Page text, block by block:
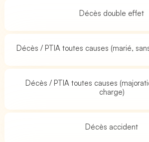
Décès double effet
Décès / PTIA toutes causes (marié,
Décès / PTIA toutes causes
charge)
Décès accident